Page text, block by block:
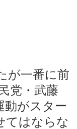
が一番に前
党・武藤
動がスター
てはならな